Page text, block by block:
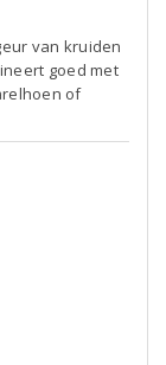
van kruiden
goed met
of